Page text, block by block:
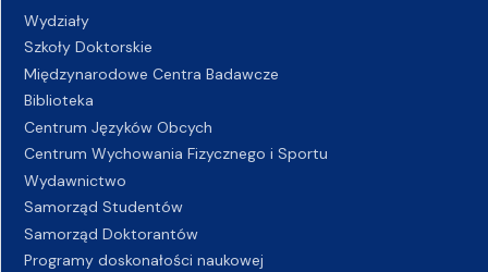
Wydziały
Szkoły Doktorskie
Międzynarodowe Centra Badawcze
Biblioteka
Centrum Języków Obcych
Centrum Wychowania Fizycznego i Sportu
Wydawnictwo
Samorząd Studentów
Samorząd Doktorantów
Programy doskonałości naukowej